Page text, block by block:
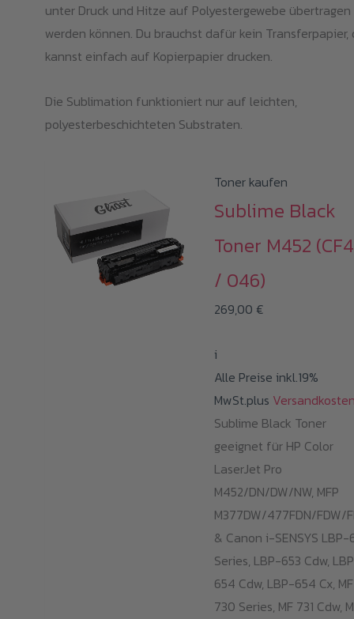
unter Druck und Hitze auf Polyestergewebe übertragen
werden können. Du brauchst dafür kein Transferpapier,
kannst einfach auf Kopierpapier drucken.
Die Sublimation funktioniert nur auf leichten,
polyesterbeschichteten Substraten.
Toner kaufen
Sublime Black
Toner M452
/ 046)
269,00 €
i
Alle Preise inkl.19%
MwSt.plus
Sublime Black Toner
geeignet für HP Color
LaserJet Pro
M452/DN/DW/NW, MFP
M377DW/477FDN/FDW/
& Canon i-SENSYS
Series, LBP-653 Cdw,
654 Cdw, LBP-654 Cx, MF
730 Series, MF 731 Cdw,